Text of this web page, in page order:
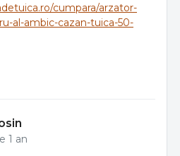
cumpara/arzator-
al-ambic-cazan-tuica-50-
1 an